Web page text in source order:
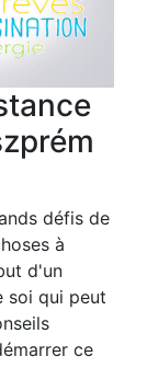
défis de
à
d'un
soi qui peut
ce